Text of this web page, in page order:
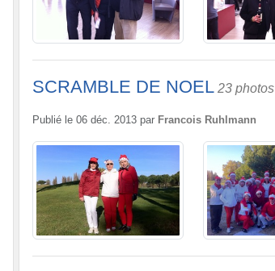
SCRAMBLE DE NOEL 23 photos
Publié le 06 déc. 2013 par Francois Ruhlmann